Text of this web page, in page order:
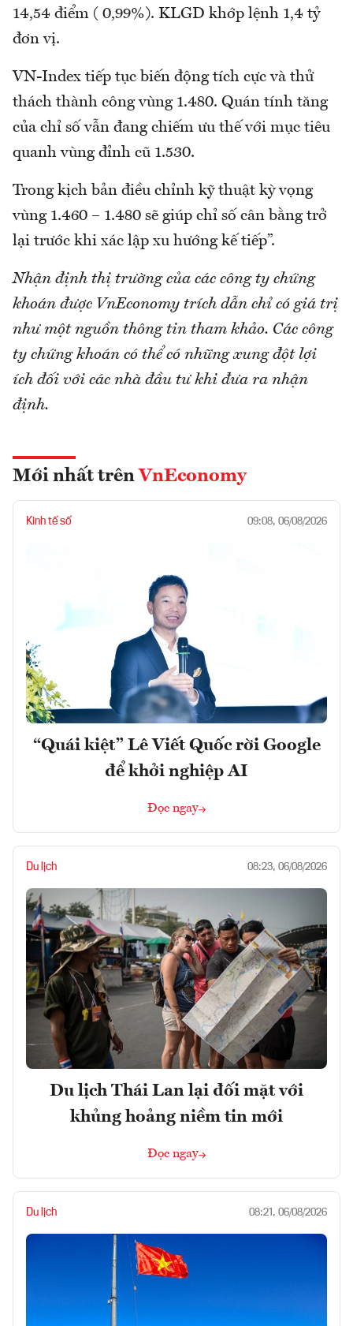
14,54 điểm ( 0,99%). KLGD khớp lệnh 1,4 tỷ
đơn vị.
VN-Index tiếp tục biến động tích cực và thử
thách thành công vùng 1.480. Quán tính tăng
của chỉ số vẫn đang chiếm ưu thế với mục tiêu
quanh vùng đỉnh cũ 1.530.
Trong kịch bản điều chỉnh kỹ thuật kỳ vọng
vùng 1.460 – 1.480 sẽ giúp chỉ số cân bằng trở
lại trước khi xác lập xu hướng kế tiếp”.
Nhận định thị trường của các công ty chứng
khoán được VnEconomy trích dẫn chỉ có giá trị
như một nguồn thông tin tham khảo. Các công
ty chứng khoán có thể có những xung đột lợi
ích đối với các nhà đầu tư khi đưa ra nhận
định.
Mới nhất trên VnEconomy
Kinh tế số 09:08, 06/08/2026
“Quái kiệt” Lê Viết Quốc rời Google
để khởi nghiệp AI
Đọc ngay
Du lịch 08:23, 06/08/2026
Du lịch Thái Lan lại đối mặt với
khủng hoảng niềm tin mới
Đọc ngay
Du lịch 08:21, 06/08/2026